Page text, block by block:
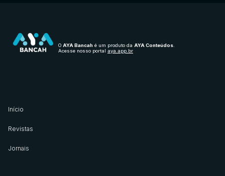
O AYA Bancah é um produto da AYA Conteúdos
Acesse nosso portal aya.app.br
Início
Revistas
Jornais